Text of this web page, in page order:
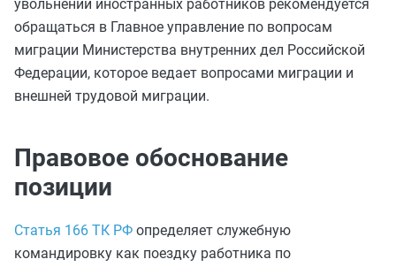
увольнении иностранных работников рекомендуется
обращаться в Главное управление по вопросам
миграции Министерства внутренних дел Российской
Федерации, которое ведает вопросами миграции и
внешней трудовой миграции.
Правовое обоснование
позиции
Статья 166 ТК РФ определяет служебную
командировку как поездку работника по